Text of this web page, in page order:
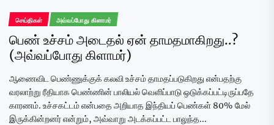
செய்திகள் அவ்வப்போது கிளாமர்
பெண் உச்சம் அடைதல் ஏன் தாமதமாகிறது..?
(அவ்வப்போது கிளாமர்)
ஆணைவிட பெண்ணுக்குக் கலவி உச்சம் தாமதப்படுகிறது என்பதற்கு
வரலாற்று ரீதியாக பெண்ணின் பாலியல் வெளிப்பாடு ஒடுக்கப்பட்டிருப்பதே
காரணம். உச்சகட்டம் என்பதை அறியாத இந்தியப் பெண்கள் 80% மேல்
இருக்கின்றனர் என்றும், அவ்வாறு அடக்கப்பட்ட பாலுந்த...